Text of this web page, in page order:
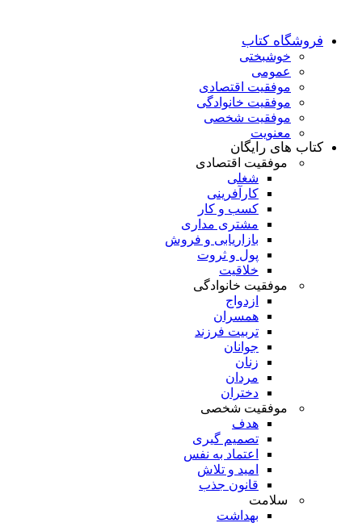
فروشگاه کتاب
خوشبختی
عمومی
موفقیت اقتصادی
موفقیت خانوادگی
موفقیت شخصی
معنویت
کتاب های رایگان
موفقیت اقتصادی
شغلی
کارآفرینی
کسب و کار
مشتری مداری
بازاریابی و فروش
پول و ثروت
خلاقیت
موفقیت خانوادگی
ازدواج
همسران
تربیت فرزند
جوانان
زنان
مردان
دختران
موفقیت شخصی
هدف
تصمیم گیری
اعتماد به نفس
امید و تلاش
قانون جذب
سلامت
بهداشت